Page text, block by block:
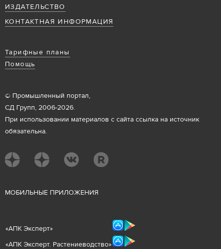
ИЗДАТЕЛЬСТВО
КОНТАКТНАЯ ИНФОРМАЦИЯ
Тарифные планы
Помощь
© Промышленный портал,
СД Групп, 2006-2026.
При использовании материалов с сайта ссылка на источник
обязательна.
МОБИЛЬНЫЕ ПРИЛОЖЕНИЯ
«АПК Эксперт»
«АПК Эксперт. Растениеводство»